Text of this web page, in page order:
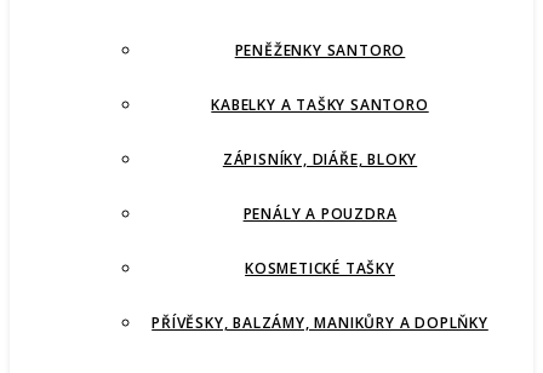
PENĚŽENKY SANTORO
KABELKY A TAŠKY SANTORO
ZÁPISNÍKY, DIÁŘE, BLOKY
PENÁLY A POUZDRA
KOSMETICKÉ TAŠKY
PŘÍVĚSKY, BALZÁMY, MANIKŮRY A DOPLŇKY